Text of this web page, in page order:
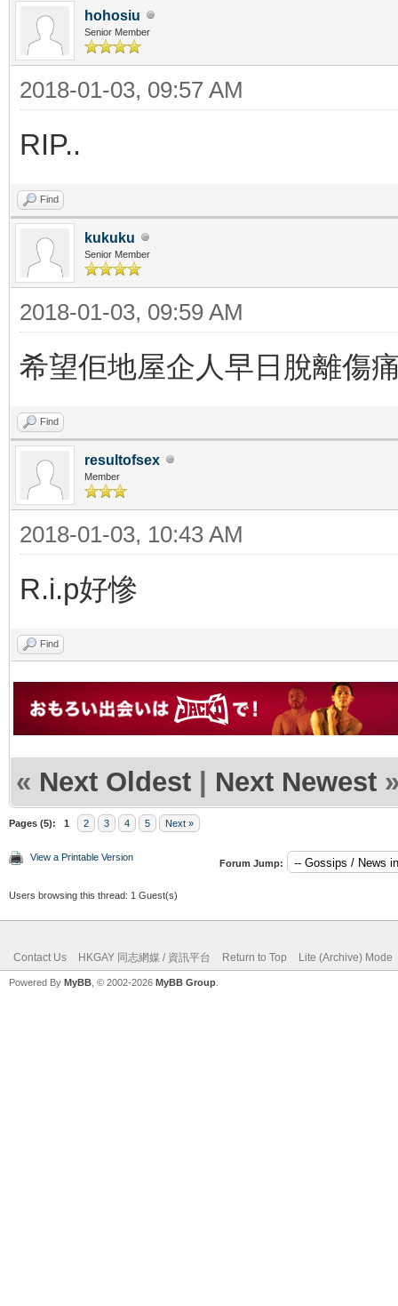
hohosiu
Senior Member
2018-01-03, 09:57 AM
RIP..
Find
kukuku
Senior Member
2018-01-03, 09:59 AM
希望佢地屋企人早日脫離傷
Find
resultofsex
Member
2018-01-03, 10:43 AM
R.i.p好慘
Find
« Next Oldest | Next Newest
Pages (5): 1 2 3 4 5 Next »
View a Printable Version
Forum Jump:
Users browsing this thread: 1 Guest(s)
Contact Us HKGAY 同志網媒 / 資訊平台 Return to Top Lite (Archive) Mode
Powered By MyBB , © 2002-2026 MyBB Group